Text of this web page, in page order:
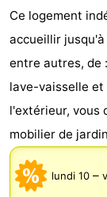
Ce logement
accueillir
entre autres, de
lave-vaisselle et
l'extérieur, vous
mobilier de
lundi 10 –